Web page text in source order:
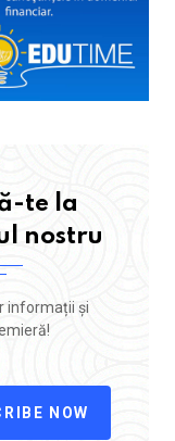
te la
nostru
informații și
NOW